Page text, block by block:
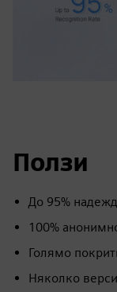
Ползи
До 95%
100%
Голямо
Няколко